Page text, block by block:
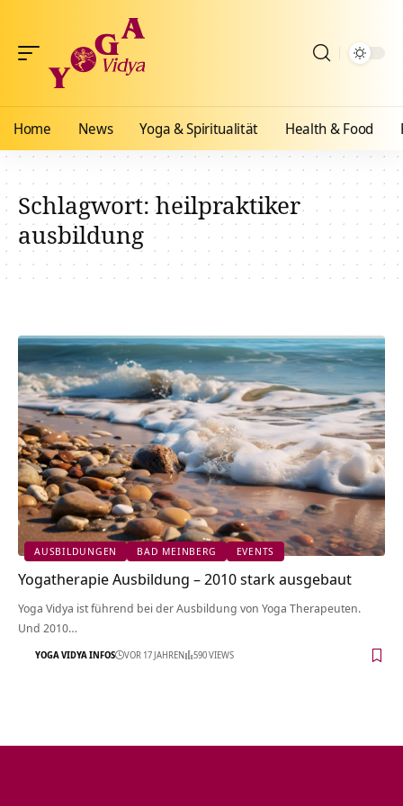
Home News Yoga & Spiritualität Health & Food
Schlagwort:heilpraktiker
ausbildung
AUSBILDUNGEN BAD MEINBERG EVENTS
Yogatherapie Ausbildung – 2010 stark ausgebaut
Yoga Vidya ist führend bei der Ausbildung von Yoga Therapeuten.
Und 2010…
YOGA VIDYA INFOS VOR 17 JAHREN 590 VIEWS